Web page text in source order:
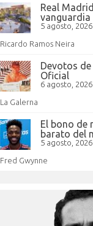
Real
vanguardia
5 agosto, 2026
Ricardo Ramos Neira
Devotos
Oficial
6 agosto, 2026
La Galerna
El bono de
barato del
5 agosto, 2026
Fred Gwynne